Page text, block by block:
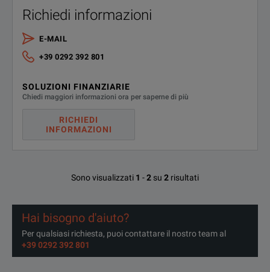
Richiedi informazioni
E-MAIL
+39 0292 392 801
SOLUZIONI FINANZIARIE
Chiedi maggiori informazioni ora per saperne di più
RICHIEDI
INFORMAZIONI
Sono visualizzati 1 -2 su 2 risultati
Hai bisogno d'aiuto?
Per qualsiasi richiesta, puoi contattare il nostro team al
+39 0292 392 801
EL4933A
EL4935A
EL4936A
EL4943A